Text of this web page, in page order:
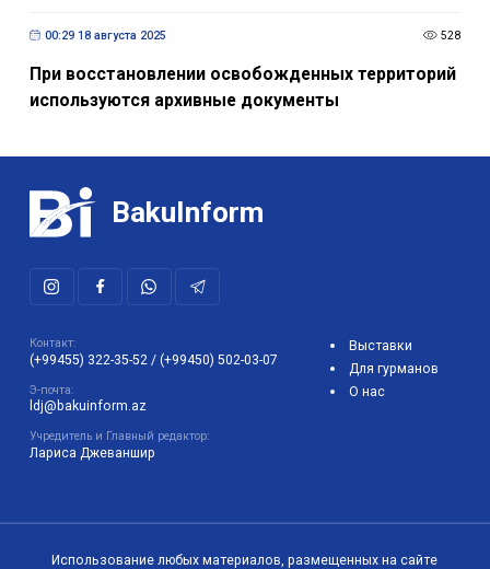
00:29 18 августа 2025 528
При восстановлении освобожденных территорий
используются архивные документы
BakuInform
Контакт:
(+99455) 322-35-52 / (+99450) 502-03-07
Э-почта:
ldj@bakuinform.az
Учредитель и Главный редактор:
Лариса Джеваншир
Выставки
Для гурманов
О нас
Использование любых материалов, размещенных на сайте